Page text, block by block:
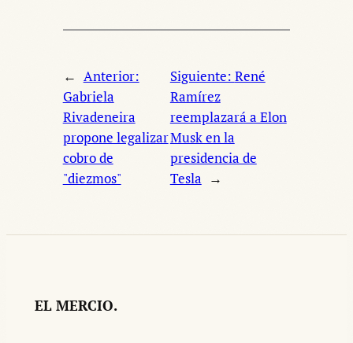
← Anterior:
Gabriela
Rivadeneira
propone legalizar
cobro de
"diezmos"
Siguiente: René
Ramírez
reemplazará a Elon
Musk en la
presidencia de
Tesla →
EL MERCIO.